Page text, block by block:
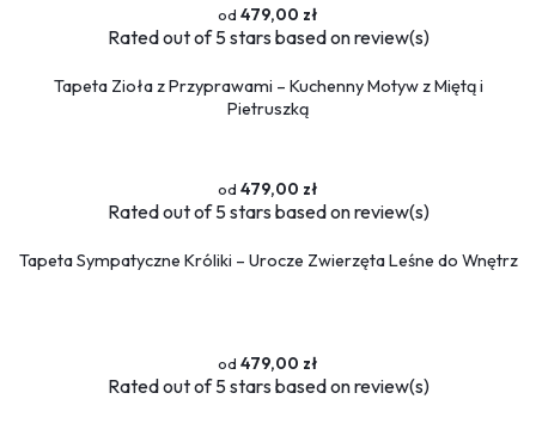
479,00 zł
Ratedout of 5 stars based onreview(s)
Tapeta Zioła z Przyprawami – Kuchenny Motyw z Miętą i
Pietruszką
479,00 zł
Ratedout of 5 stars based onreview(s)
Tapeta Sympatyczne Króliki – Urocze Zwierzęta Leśne do Wnętrz
479,00 zł
Ratedout of 5 stars based onreview(s)